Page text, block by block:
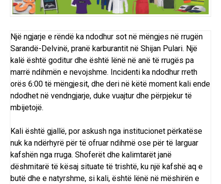
Një ngjarje e rëndë ka ndodhur sot në mëngjes në rrugën
Sarandë-Delvinë, pranë karburantit në Shijan Pulari. Një
kalë është goditur dhe është lënë në anë të rrugës pa
marrë ndihmën e nevojshme. Incidenti ka ndodhur rreth
orës 6:00 të mëngjesit, dhe deri në këtë moment kali ende
ndodhet në vendngjarje, duke vuajtur dhe përpjekur të
mbijetojë.
Kali është gjallë, por askush nga institucionet përkatëse
nuk ka ndërhyrë për të ofruar ndihmë ose për të larguar
kafshën nga rruga. Shoferët dhe kalimtarët janë
dëshmitarë të kësaj situate të trishtë, ku një kafshë aq e
butë dhe e natyrshme, si kali, është lënë në mëshirën e